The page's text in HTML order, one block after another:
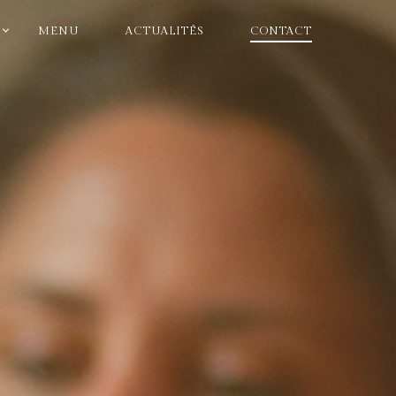
MENU ACTUALITÉS CONTACT